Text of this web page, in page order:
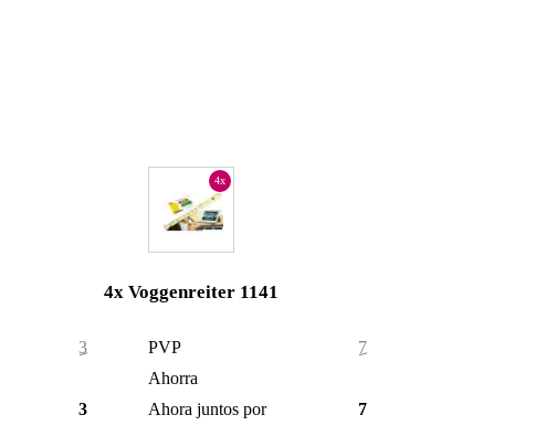
39,90 €
38,00 €
4x
4x Voggenreiter 1141
PVP
79,80 €
Ahorra
Ahora juntos por
74,00 €